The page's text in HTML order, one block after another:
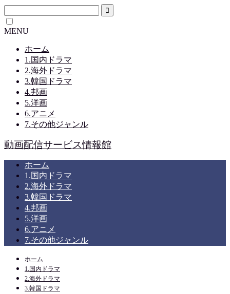
MENU
ホーム
1.国内ドラマ
2.海外ドラマ
3.韓国ドラマ
4.邦画
5.洋画
6.アニメ
7.その他ジャンル
動画配信サービス情報館
ホーム
1.国内ドラマ
2.海外ドラマ
3.韓国ドラマ
4.邦画
5.洋画
6.アニメ
7.その他ジャンル
ホーム
1.国内ドラマ
2.海外ドラマ
3.韓国ドラマ